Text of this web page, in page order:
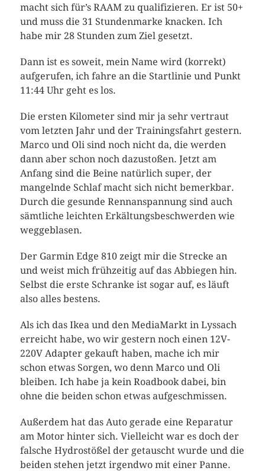
macht sich für’s RAAM zu qualifizieren. Er ist 50+
und muss die 31 Stundenmarke knacken. Ich
habe mir 28 Stunden zum Ziel gesetzt.
Dann ist es soweit, mein Name wird (korrekt)
aufgerufen, ich fahre an die Startlinie und Punkt
11:44 Uhr geht es los.
Die ersten Kilometer sind mir ja sehr vertraut
vom letzten Jahr und der Trainingsfahrt gestern.
Marco und Oli sind noch nicht da, die werden
dann aber schon noch dazustoßen. Jetzt am
Anfang sind die Beine natürlich super, der
mangelnde Schlaf macht sich nicht bemerkbar.
Durch die gesunde Rennanspannung sind auch
sämtliche leichten Erkältungsbeschwerden wie
weggeblasen.
Der Garmin Edge 810 zeigt mir die Strecke an
und weist mich frühzeitig auf das Abbiegen hin.
Selbst die erste Schranke ist sogar auf, es läuft
also alles bestens.
Als ich das Ikea und den MediaMarkt in Lyssach
erreicht habe, wo wir gestern noch einen 12V-
220V Adapter gekauft haben, mache ich mir
schon etwas Sorgen, wo denn Marco und Oli
bleiben. Ich habe ja kein Roadbook dabei, bin
ohne die beiden schon etwas aufgeschmissen.
Außerdem hat das Auto gerade eine Reparatur
am Motor hinter sich. Vielleicht war es doch der
falsche Hydrostößel der getauscht wurde und die
beiden stehen jetzt irgendwo mit einer Panne.